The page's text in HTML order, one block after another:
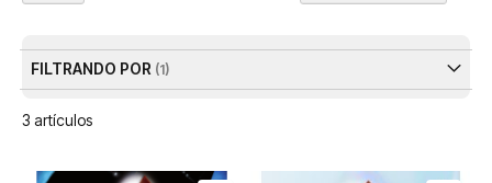
3 artículos
FILTRANDO POR